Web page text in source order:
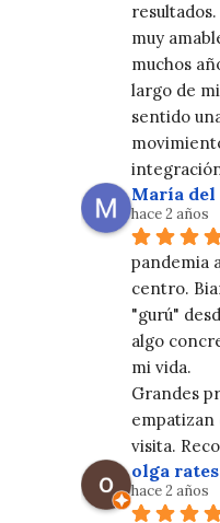
muy
muchos
largo de
sentido
María del
hace 2 años
pandemia
centro.
"gurú"
algo
mi vida.
Grandes
empatizan
visita.
olga
hace 2 años